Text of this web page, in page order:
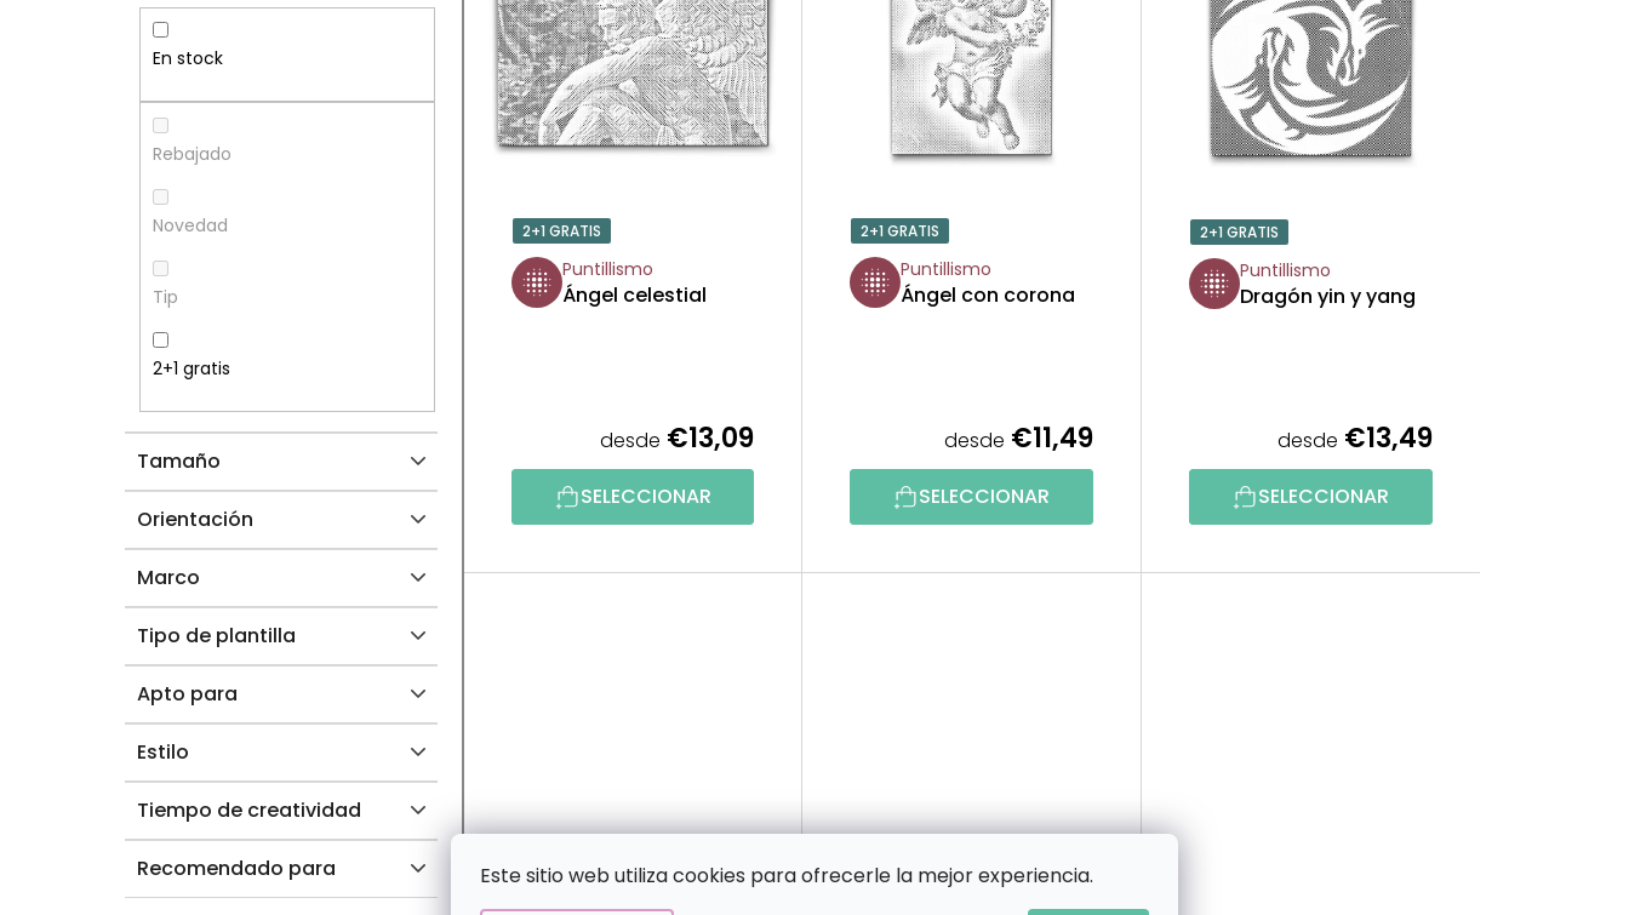
Este sitio web utiliza cookies para ofrecerle la mejor experiencia.
R
O
D
O
S
A
En stock
Rebajado
Novedad
Tip
2+1 gratis
Tamaño
Orientación
Marco
Tipo de plantilla
Apto para
Estilo
Tiempo de creatividad
Recomendado para
T
2+1 GRATIS
Puntillismo
Ángel celestial
desde €13,09
SELECCIONAR
2+1 GRATIS
Puntillismo
Ángel con corona
desde €11,49
SELECCIONAR
2+1 GRATIS
Puntillismo
Dragón yin y yang
desde €13,49
SELECCIONAR